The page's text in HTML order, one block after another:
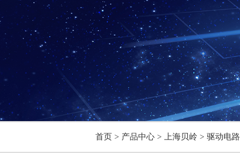
首页 > 产品中心 >上海贝岭 >驱动电路